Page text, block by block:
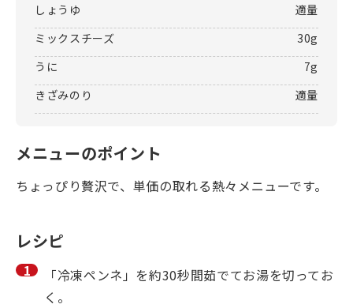
しょうゆ
適量
ミックスチーズ
30g
うに
7g
きざみのり
適量
メニューのポイント
ちょっぴり贅沢で、単価の取れる熱々メニューです。
レシピ
「冷凍ペンネ」を約30秒間茹でてお湯を切ってお
く。